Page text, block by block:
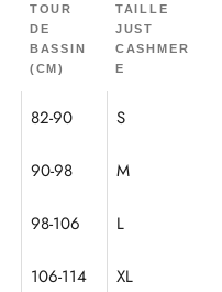
TOUR
DE
BASSIN
(CM)
TAILLE
JUST
CASHMER
E
82-90 S
90-98 M
98-106 L
106-114 XL